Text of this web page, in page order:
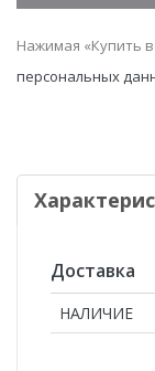
Нажимая «Купить в
персональных
Доставка
НАЛИЧИЕ